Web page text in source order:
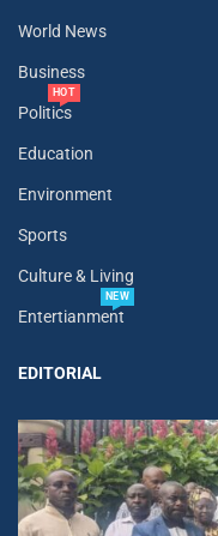
World News
Business
Politics
HOT
Education
Environment
Sports
Culture & Living
Entertianment
NEW
EDITORIAL